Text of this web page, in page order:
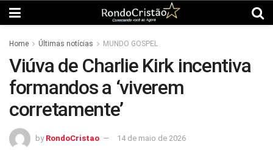
Home Últimas notícias MUNDO GOSPEL
Viúva de Charlie Kirk incentiva
formandos a ‘viverem
corretamente’
by RondoCristao 14 de maio de 2026